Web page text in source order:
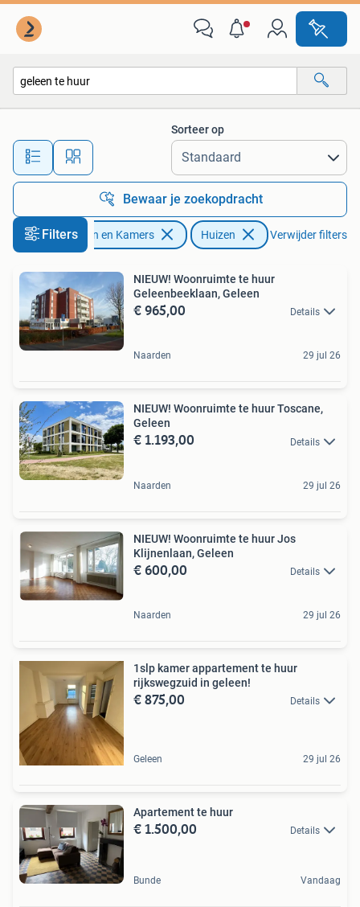
Alle afstanden…
Sorteer op
Bewaar je zoekopdracht
FiltersHuizen en Kamers Huizen Verwijder filters
NIEUW! Woonruimte te huur
Geleenbeeklaan, Geleen
€ 965,00 Details
Naarden 29 jul 26
NIEUW! Woonruimte te huur Toscane,
Geleen
€ 1.193,00 Details
Naarden 29 jul 26
NIEUW! Woonruimte te huur Jos
Klijnenlaan, Geleen
€ 600,00 Details
Naarden 29 jul 26
1slp kamer appartement te huur
rijkswegzuid in geleen!
€ 875,00 Details
Geleen 29 jul 26
Apartement te huur
€ 1.500,00 Details
Bunde Vandaag